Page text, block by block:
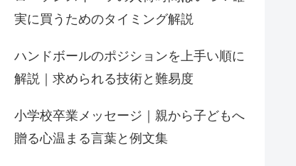
実に買うためのタイミング解説
ハンドボールのポジションを上手い順に
解説｜求められる技術と難易度
小学校卒業メッセージ｜親から子どもへ
贈る心温まる言葉と例文集